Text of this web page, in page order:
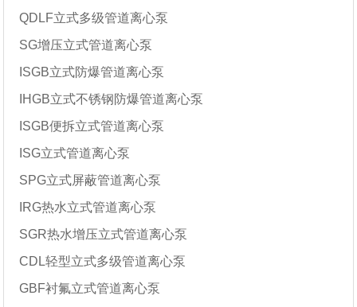
QDLF立式多级管道离心泵
SG增压立式管道离心泵
ISGB立式防爆管道离心泵
IHGB立式不锈钢防爆管道离心泵
ISGB便拆立式管道离心泵
ISG立式管道离心泵
SPG立式屏蔽管道离心泵
IRG热水立式管道离心泵
SGR热水增压立式管道离心泵
CDL轻型立式多级管道离心泵
GBF衬氟立式管道离心泵